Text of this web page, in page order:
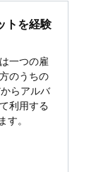
トを経験
一つの雇
のうちの
らアルバ
利用する
す。